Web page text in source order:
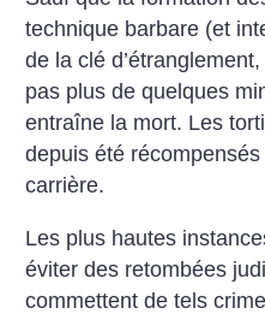
technique barbare (et
de la clé
pas plus de quelques
entraîne la mort. Les
depuis été
carrière.
Les plus hautes
éviter des retombées
commettent de tels